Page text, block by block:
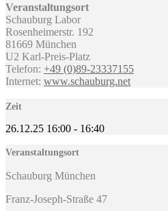
Veranstaltungsort
Schauburg Labor
Rosenheimerstr. 192
81669 München
U2 Karl-Preis-Platz
Telefon: +49 (0)89-23337155
Internet: www.schauburg.net
Zeit
26.12.25 16:00 - 16:40
Veranstaltungsort
Schauburg München
Franz-Joseph-Straße 47